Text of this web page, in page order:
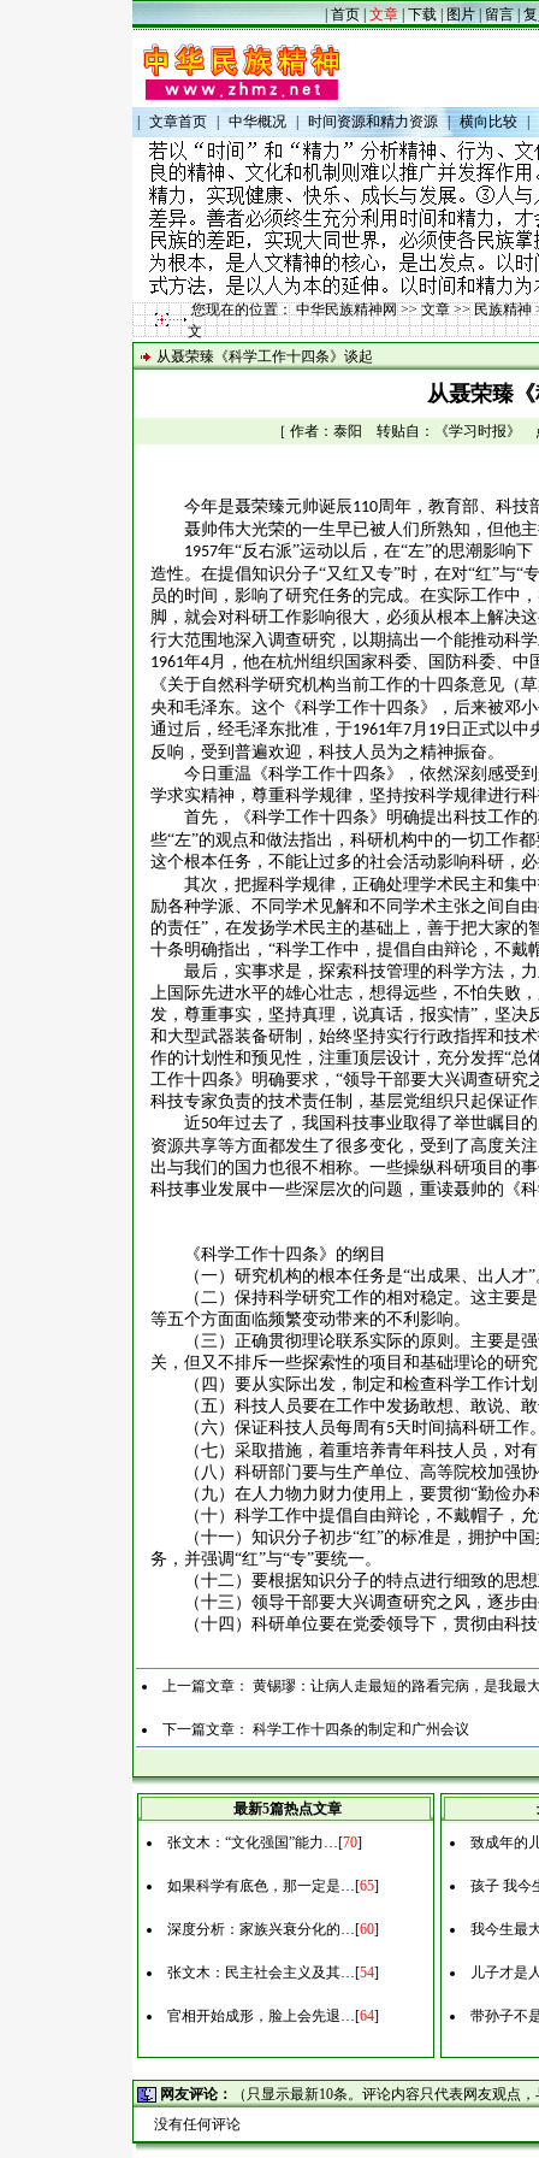
|首页|文章|下载| 图片|留言|
文章首页 中华概况 时间资源和精力资源 | 横向比较
您现在的位置： 中华民族精神网>> 文章 >> 民族精神
文
从聂荣臻《科学工作十四条》谈起
从聂荣臻
［ 作者：泰阳 转贴自：《学习时报》
今年是聂荣臻元帅诞辰110周年，教育部、科技
聂帅伟大光荣的一生早已被人们所熟知，但他
1957年“反右派”运动以后，在“左”的思潮影响
造性。在提倡知识分子“又红又专”时，在对“红”与
员的时间，影响了研究任务的完成。在实际工作中
脚，就会对科研工作影响很大，必须从根本上解决
行大范围地深入调查研究，以期搞出一个能推动科
1961年4月，他在杭州组织国家科委、国防科委、
《关于自然科学研究机构当前工作的十四条意见（
央和毛泽东。这个《科学工作十四条》，后来被邓
通过后，经毛泽东批准，于1961年7月 19 日正式以中
反响，受到普遍欢迎，科技人员为之精神振奋。
今日重温《科学工作十四条》，依然深刻感受
学求实精神，尊重科学规律，坚持按科学规律进行
首先，《科学工作十四条》明确提出科技工作
些“左”的观点和做法指出，科研机构中的一切工作
这个根本任务，不能让过多的社会活动影响科研，
其次，把握科学规律，正确处理学术民主和集
励各种学派、不同学术见解和不同学术主张之间自
的责任”，在发扬学术民主的基础上，善于把大家
十条明确指出，“科学工作中，提倡自由辩论，不戴
最后，实事求是，探索科技管理的科学方法，
上国际先进水平的雄心壮志，想得远些，不怕失败
发，尊重事实，坚持真理，说真话，报实情”，坚
和大型武器装备研制，始终坚持实行行政指挥和技
作的计划性和预见性，注重顶层设计，充分发挥“总
工作十四条》明确要求，“领导干部要大兴调查研
科技专家负责的技术责任制，基层党组织只起保证
近50年过去了，我国科技事业取得了举世瞩目
资源共享等方面都发生了很多变化，受到了高度关
出与我们的国力也很不相称。一些操纵科研项目的
科技事业发展中一些深层次的问题，重读聂帅的《
《科学工作十四条》的纲目
（一）研究机构的根本任务是“出成果、出人才”
（二）保持科学研究工作的相对稳定。这主要
等五个方面面临频繁变动带来的不利影响。
（三）正确贯彻理论联系实际的原则。主要是
关，但又不排斥一些探索性的项目和基础理论的研
（四）要从实际出发，制定和检查科学工作计
（五）科技人员要在工作中发扬敢想、敢说、
（六）保证科技人员每周有5天时间搞科研工作
（七）采取措施，着重培养青年科技人员，对
（八）科研部门要与生产单位、高等院校加强
（九）在人力物力财力使用上，要贯彻“勤俭办
（十）科学工作中提倡自由辩论，不戴帽子，
（十一）知识分子初步“红”的标准是，拥护中
务，并强调“红”与“专”要统一。
（十二）要根据知识分子的特点进行细致的思
（十三）领导干部要大兴调查研究之风，逐步
（十四）科研单位要在党委领导下，贯彻由科
上一篇文章： 黄锡璆：让病人走最短的路看完病，是我最
下一篇文章： 科学工作十四条的制定和广州会议
最新5篇热点文章
张文木：“文化强国”能力…[70]
如果科学有底色，那一定是…[65]
深度分析：家族兴衰分化的…[60]
张文木：民主社会主义及其…[54]
官相开始成形，脸上会先退…[64]
致成年的
孩子 我今
我今生最
儿子才是
带孙子不
网友评论：
（只显示最新10条。评论内容只代表网友观点
没有任何评论